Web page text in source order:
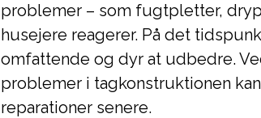
problemer – som fugtpletter,
husejere reagerer. På det
omfattende og dyr at udbedre.
problemer i tagkonstruktionen
reparationer senere.